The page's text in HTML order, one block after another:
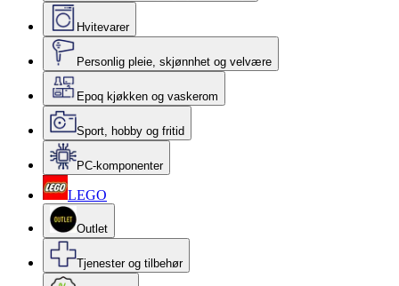
Hvitevarer
Personlig pleie, skjønnhet og velvære
Epoq kjøkken og vaskerom
Sport, hobby og fritid
PC-komponenter
LEGO
Outlet
Tjenester og tilbehør